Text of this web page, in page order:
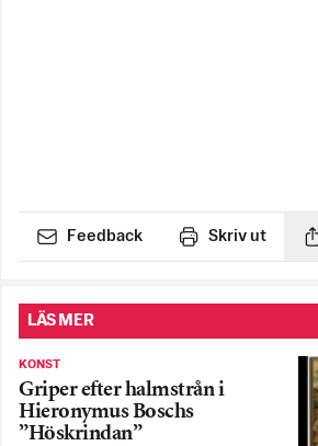
Feedback Skriv ut
LÄS MER
KONST
Griper efter halmstrån i
Hieronymus Boschs
”Höskrindan”